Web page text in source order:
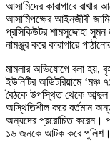
আসামিদের কারাগারে রাখার
আসামিপক্ষের আইনজীবী
প্রসিকিউটর শামসুদ্দোহা সুমন
নামঞ্জুর করে কারাগারে
মামলার অভিযোগে বলা হয়,
ইউনিটির অডিটরিয়ামে ‘মঞ্চ
বৈঠকে উপস্থিত থেকে আব্দুল
অস্থিতিশীল করে বর্তমান
অন্যদের প্ররোচিত করেন।
১৬ জনকে আটক করে পুলিশ।